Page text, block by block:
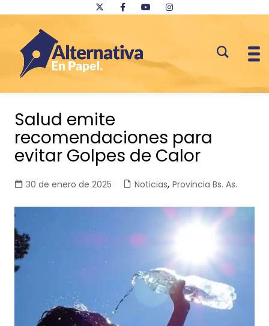
contenido
Salud emite
recomendaciones para
evitar Golpes de Calor
30 de enero de 2025 Noticias, Provincia Bs. As.